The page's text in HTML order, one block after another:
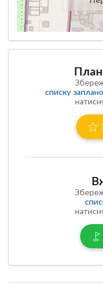
списку